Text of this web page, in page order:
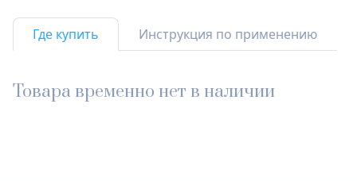
Где купить Инструкция по применению
Товара временно нет в наличии